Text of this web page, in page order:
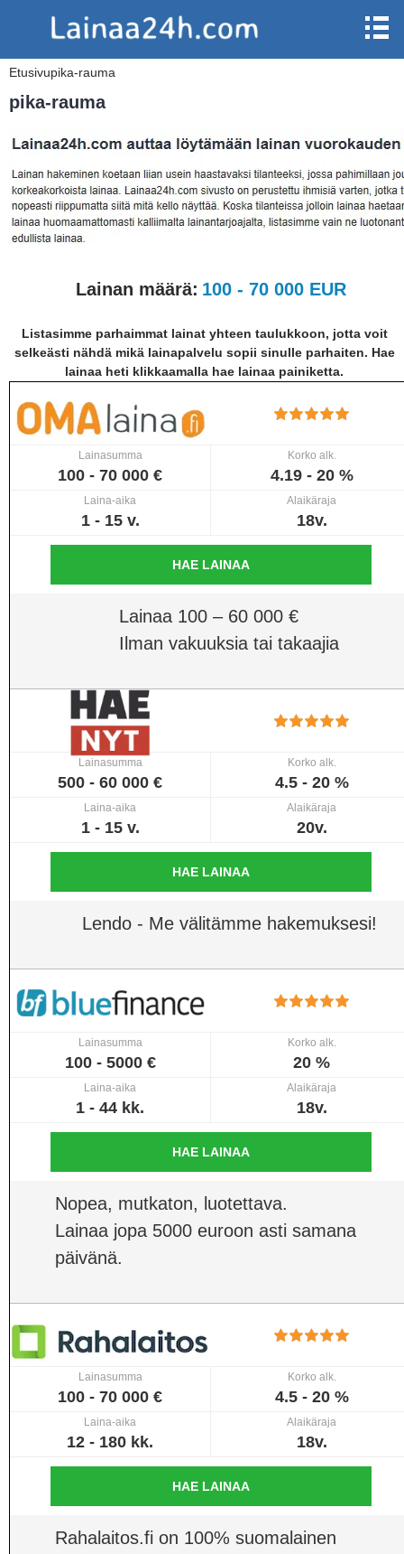
Etusivupika-rauma
pika-rauma
Lainan määrä: 100 - 70 000 EUR
Listasimme parhaimmat lainat yhteen taulukkoon, jotta voit
selkeästi nähdä mikä lainapalvelu sopii sinulle parhaiten. Hae
lainaa heti klikkaamalla hae lainaa painiketta.
Lainasumma
100 - 70 000 €
Korko alk.
4.19 - 20 %
Laina-aika
1 - 15 v.
Alaikäraja
18v.
HAE LAINAA
Lainaa 100 – 60 000 €
Ilman vakuuksia tai takaajia
Lainasumma
500 - 60 000 €
Korko alk.
4.5 - 20 %
Laina-aika
1 - 15 v.
Alaikäraja
20v.
HAE LAINAA
Lendo - Me välitämme hakemuksesi!
Lainasumma
100 - 5000 €
Korko alk.
20 %
Laina-aika
1 - 44 kk.
Alaikäraja
18v.
HAE LAINAA
Nopea, mutkaton, luotettava.
Lainaa jopa 5000 euroon asti samana
päivänä.
Lainasumma
100 - 70 000 €
Korko alk.
4.5 - 20 %
Laina-aika
12 - 180 kk.
Alaikäraja
18v.
HAE LAINAA
Rahalaitos.fi on 100% suomalainen